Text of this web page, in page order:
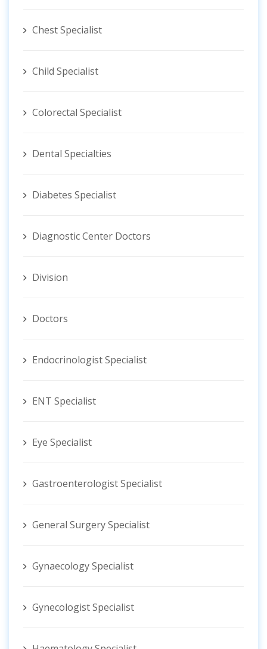
Chest Specialist
Child Specialist
Colorectal Specialist
Dental Specialties
Diabetes Specialist
Diagnostic Center Doctors
Division
Doctors
Endocrinologist Specialist
ENT Specialist
Eye Specialist
Gastroenterologist Specialist
General Surgery Specialist
Gynaecology Specialist
Gynecologist ‍Specialist